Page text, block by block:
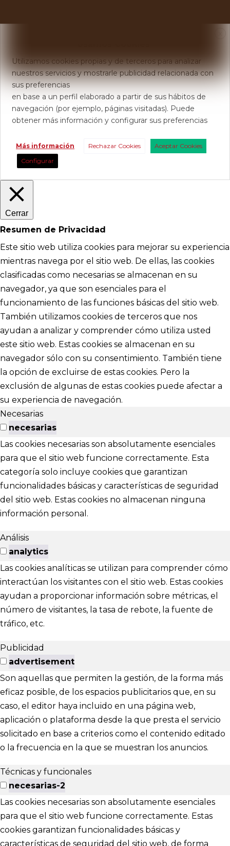
Utilizamos cookies propias y de terceros para analizar
nuestros servicios y mostrarle publicidad relacionada con
sus preferencias
en base a un perfil elaborado a partir de sus hábitos de
navegación (por ejemplo, páginas visitadas). Puede
obtener más información y configurar sus preferencias
Más información Rechazar Cookies
Aceptar Cookies
Configurar
Cerrar
Resumen de Privacidad
Este sitio web utiliza cookies para mejorar su experiencia
mientras navega por el sitio web. De ellas, las cookies
clasificadas como necesarias se almacenan en su
navegador, ya que son esenciales para el
funcionamiento de las funciones básicas del sitio web.
También utilizamos cookies de terceros que nos
ayudan a analizar y comprender cómo utiliza usted
este sitio web. Estas cookies se almacenan en su
navegador sólo con su consentimiento. También tiene
la opción de excluirse de estas cookies. Pero la
exclusión de algunas de estas cookies puede afectar a
su experiencia de navegación.
Necesarias
necesarias
Las cookies necesarias son absolutamente esenciales
para que el sitio web funcione correctamente. Esta
categoría solo incluye cookies que garantizan
funcionalidades básicas y características de seguridad
del sitio web. Estas cookies no almacenan ninguna
información personal.
Análisis
analytics
Las cookies analíticas se utilizan para comprender cómo
interactúan los visitantes con el sitio web. Estas cookies
ayudan a proporcionar información sobre métricas, el
número de visitantes, la tasa de rebote, la fuente de
tráfico, etc.
Publicidad
advertisement
Son aquellas que permiten la gestión, de la forma más
eficaz posible, de los espacios publicitarios que, en su
caso, el editor haya incluido en una página web,
aplicación o plataforma desde la que presta el servicio
solicitado en base a criterios como el contenido editado
o la frecuencia en la que se muestran los anuncios.
Técnicas y funcionales
necesarias-2
Las cookies necesarias son absolutamente esenciales
para que el sitio web funcione correctamente. Estas
cookies garantizan funcionalidades básicas y
características de seguridad del sitio web, de forma